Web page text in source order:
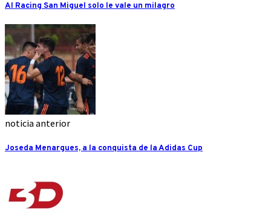
Al Racing San Miguel solo le vale un milagro
noticia anterior
Joseda Menargues, a la conquista de la Adidas Cup